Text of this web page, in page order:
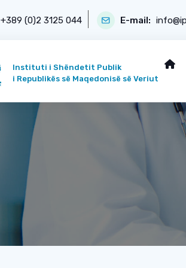
+389 (0)2 3125 044 E-mail:
Instituti i Shëndetit Publik
i Republikës së Maqedonisë së Veriut